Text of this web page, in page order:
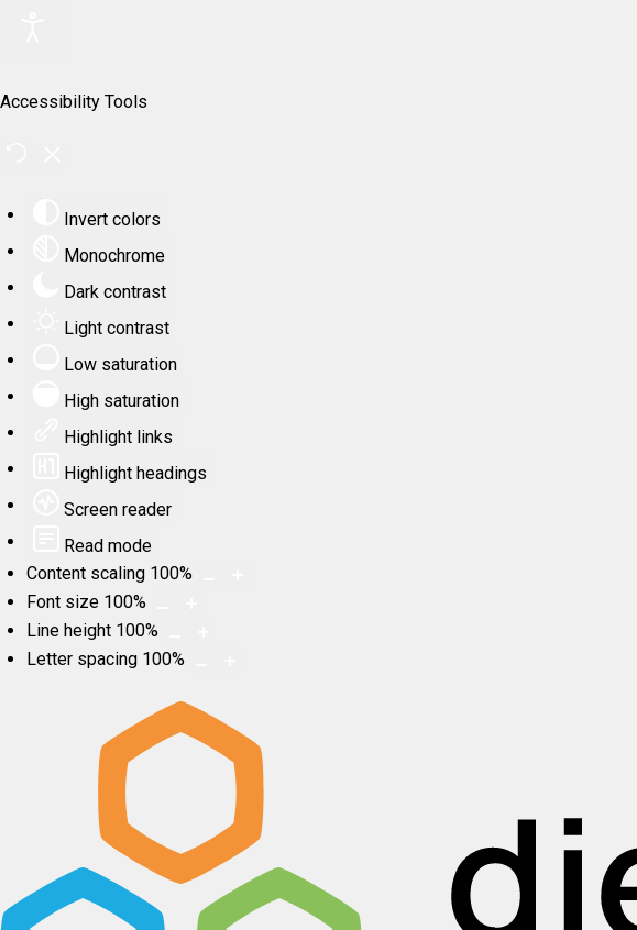
Accessibility Tools
Invert colors
Monochrome
Dark contrast
Light contrast
Low saturation
High saturation
Highlight links
Highlight headings
Screen reader
Read mode
Content scaling 100%
Font size 100%
Line height 100%
Letter spacing 100%